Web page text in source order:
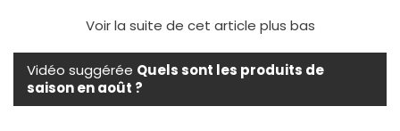
Voir la suite de cet article plus bas
Vidéo suggérée Quels sont les produits de
saison en août ?